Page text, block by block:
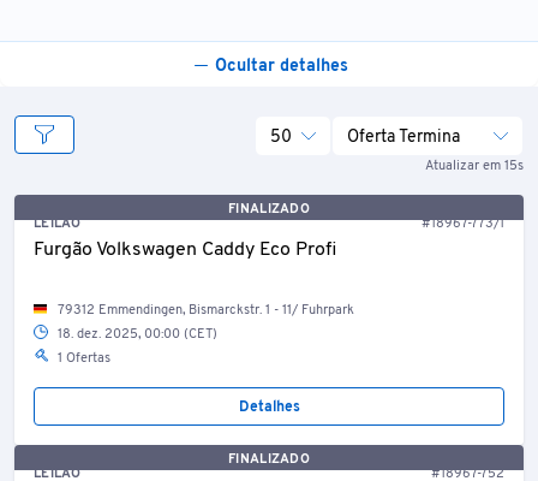
Ocultar detalhes
Atualizar em 15s
50 Oferta Termina
FINALIZADO
LEILÃO
#18967-773/1
Furgão Volkswagen Caddy Eco Profi
79312 Emmendingen, Bismarckstr. 1 - 11/ Fuhrpark
18. dez. 2025, 00:00 (CET)
1 Ofertas
Detalhes
FINALIZADO
LEILÃO
#18967-752